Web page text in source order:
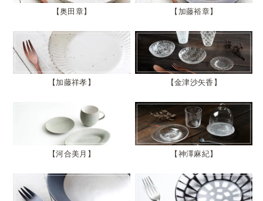
奥田章 加藤裕章
加藤祥孝 金津沙矢香
河合美月 神澤麻紀